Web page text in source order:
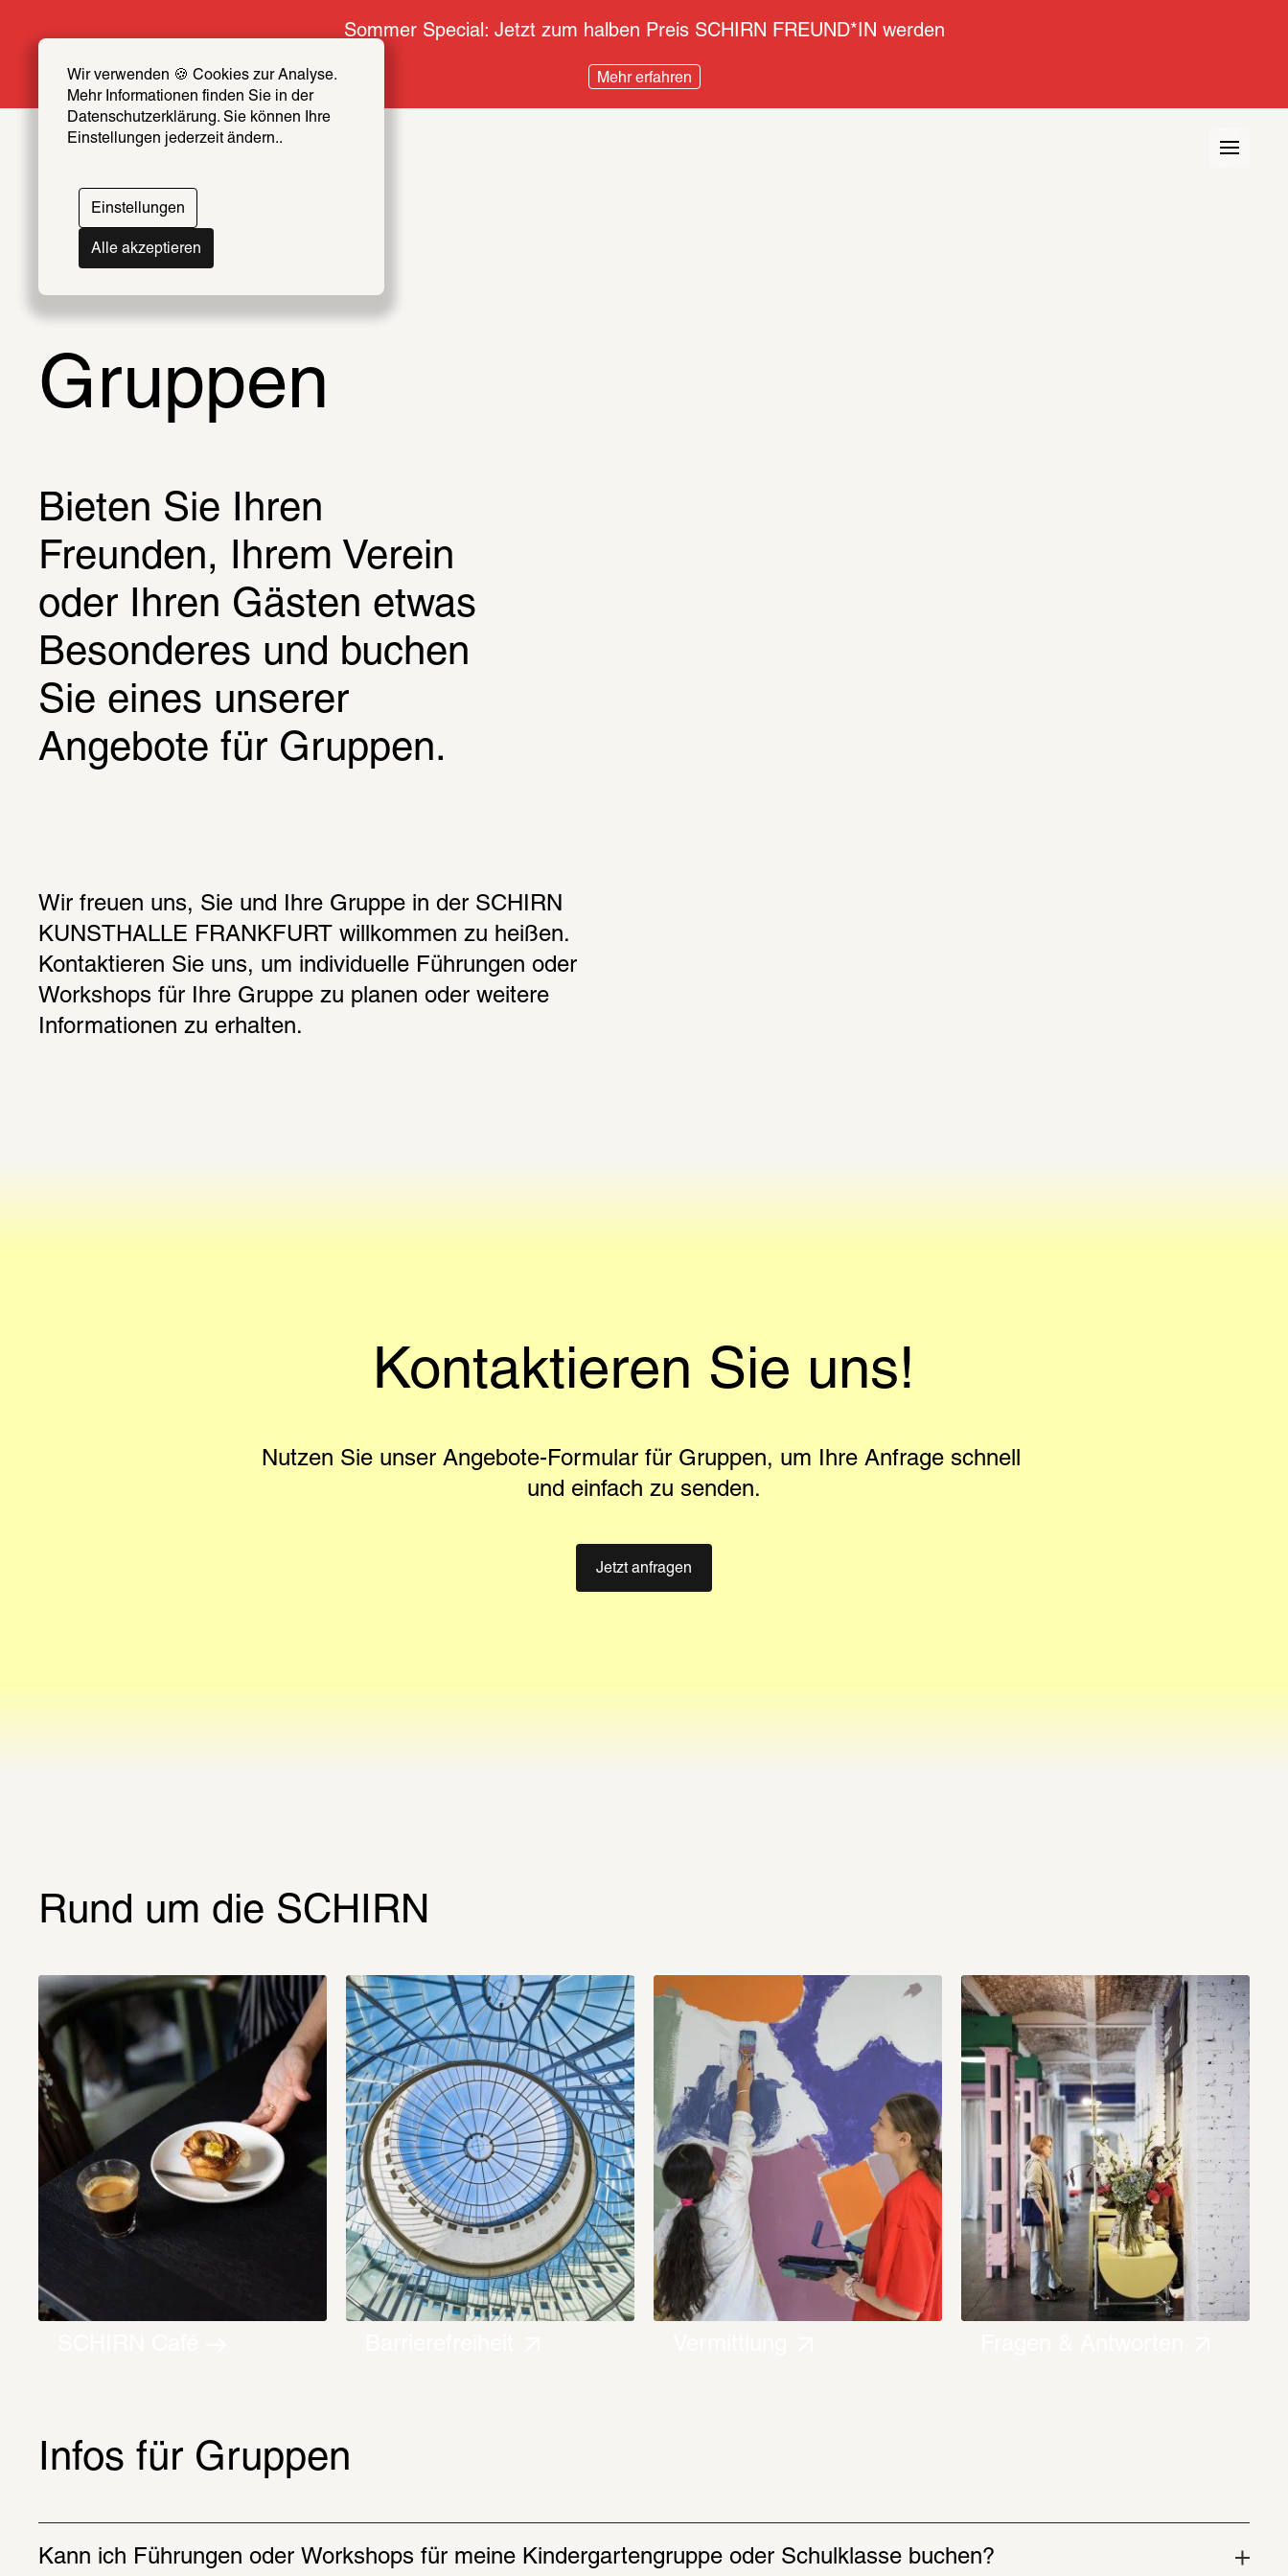
Wir verwenden 🍪 Cookies zur Analyse.
Mehr Informationen finden Sie in der
Datenschutzerklärung. Sie können Ihre
Einstellungen jederzeit ändern..
Einstellungen
Alle akzeptieren
Sommer Special: Jetzt zum halben Preis SCHIRN FREUND*IN werden
Mehr erfahren
Gruppen
Bieten Sie Ihren
Freunden, Ihrem Verein
oder Ihren Gästen etwas
Besonderes und buchen
Sie eines unserer
Angebote für Gruppen.
Wir freuen uns, Sie und Ihre Gruppe in der SCHIRN
KUNSTHALLE FRANKFURT willkommen zu heißen.
Kontaktieren Sie uns, um individuelle Führungen oder
Workshops für Ihre Gruppe zu planen oder weitere
Informationen zu erhalten.
Kontaktieren Sie uns!
Nutzen Sie unser Angebote-Formular für Gruppen, um Ihre Anfrage schnell
und einfach zu senden.
Jetzt anfragen
Rund um die SCHIRN
Infos für Gruppen
Kann ich Führungen oder Workshops für meine Kindergartengruppe oder Schulklasse buchen?